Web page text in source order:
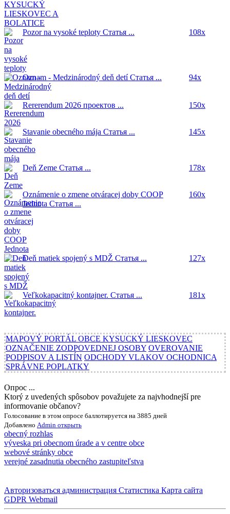
Pozor na vysoké teploty Статья ... 108x
Oznam - Medzinárodný deň detíСтатья ... 94x
Rererendum 2026 проектов ... 150x
Stavanie obecného mája Статья ... 145x
Deň Zeme Статья ... 178x
Oznámenie o zmene otváracej doby COOP
Jednota Статья ...
160x
Deň matiek spojený s MDŽ Статья ... 127x
Veľkokapacitný kontajner. Статья ... 181x
MAPOVÝ PORTÁL OBCE KYSUCKÝ LIESKOVEC
OZNAČENIE ZODPOVEDNEJ OSOBY OVEROVANIE
PODPISOV A LISTÍN ODCHODY VLAKOV OCHODNICA
SPRÁVNE POPLATKY
Опрос ...
Ktorý z uvedených spôsobov považujete za najvhodnejší pre
informovanie občanov?
Голосование в этом опросе баллотируется на 3885 дней
Добавлено Admin открыть
obecný rozhlas
výveska pri obecnom úrade a v centre obce
webové stránky obce
verejné zasadnutia obecného zastupiteľstva
Авторизоваться администрация Статистика Карта сайта
GDPR Webmail